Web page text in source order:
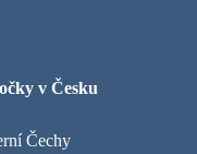
v Česku
Čechy